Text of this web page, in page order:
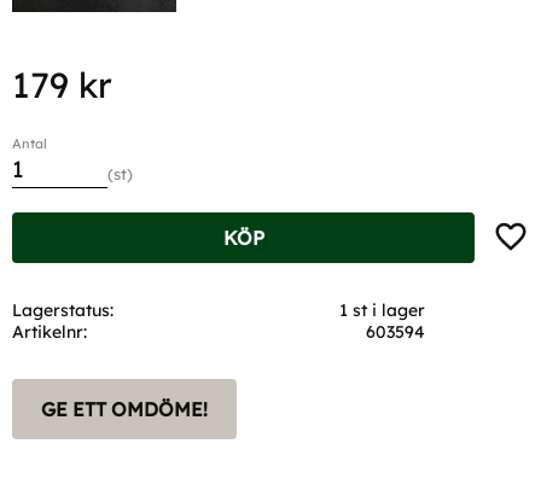
179 kr
Antal
st
KÖP
Lagerstatus
1 st i lager
Artikelnr
603594
GE ETT OMDÖME!